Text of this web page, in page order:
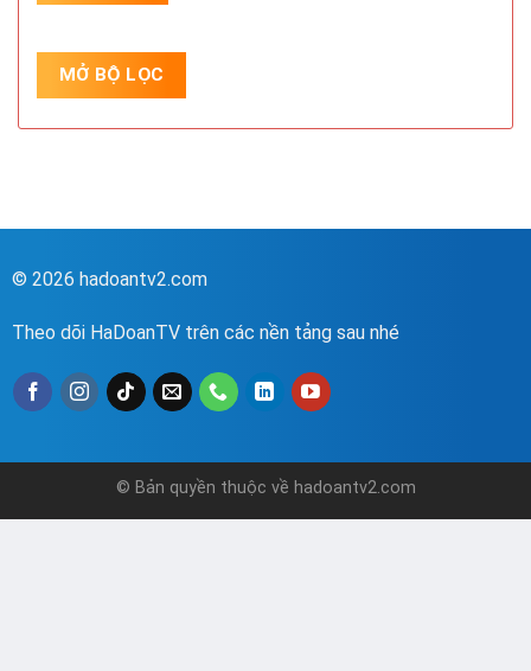
© 2026 hadoantv2.com
Theo dõi HaDoanTV trên các nền tảng sau nhé
© Bản quyền thuộc về hadoantv2.com